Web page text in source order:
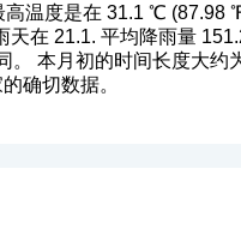
温度是在 31.1 ℃ (87.98
在 21.1. 平均降雨量
本月初的时间长度大约
确切数据。